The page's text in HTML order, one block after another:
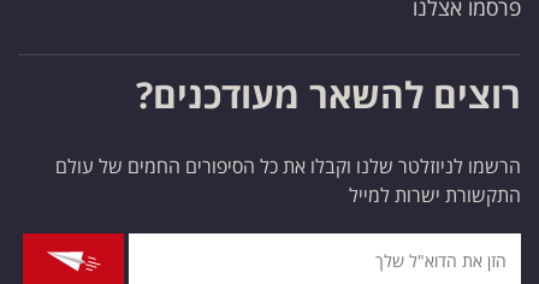
פרסמו אצלנו
רוצים להשאר מעודכנים?
הרשמו לניוזלטר שלנו וקבלו את כל הסיפורים החמים של עולם
התקשורת ישרות למייל